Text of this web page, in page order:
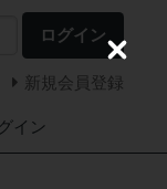
ログイン
新規会員登録
イン
C
l
o